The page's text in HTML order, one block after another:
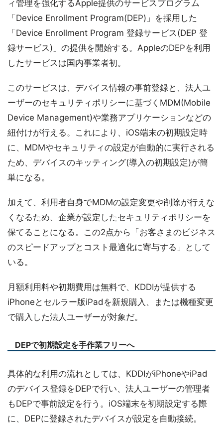
ィ管理を強化するApple提供のサービスプログラム
「Device Enrollment Program(DEP)」を採用した
「Device Enrollment Program 登録サービス(DEP 登
録サービス)」の提供を開始する。AppleのDEPを利用
したサービスは国内事業者初。
このサービスは、デバイス情報の事前登録と、法人ユ
ーザーのセキュリティポリシーに基づくMDM(Mobile
Device Management)や業務アプリケーションなどの
紐付けが行える。これにより、iOS端末の初期設定時
に、MDMやセキュリティの設定が自動的に実行される
ため、デバイスのキッティング(導入の初期設定)が簡
単になる。
加えて、利用者自身でMDMの設定変更や削除が行えな
くなるため、企業が設定したセキュリティポリシーを
保てることになる。この2点から「お客さまのビジネス
のスピードアップとコスト最適化に寄与する」として
いる。
月額利用料や初期費用は無料で、KDDIが提供する
iPhoneとセルラー版iPadを新規購入、または機種変更
で購入した法人ユーザーが対象だ。
DEPで初期設定を手作業フリーへ
具体的な利用の流れとしては、KDDIがiPhoneやiPad
のデバイス登録をDEPで行い、法人ユーザーの管理者
もDEPで事前設定を行う。iOS端末を初期設定する際
に、DEPに登録されたデバイスが設定を自動接続。